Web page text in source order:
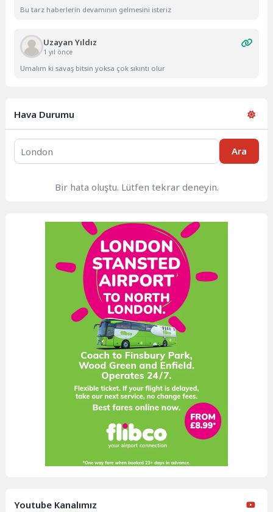
Bu tarz haberlerin devamının gelmesini isteriz
Uzayan Yıldız
1 yıl önce
Umalım ki savaş bitsin yoksa çok sıkıntı olur
Hava Durumu
Ara
Bir hata oluştu. Lütfen tekrar deneyin.
Youtube Kanalımız